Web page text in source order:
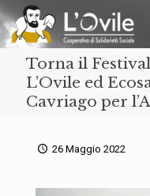
Torna il
L’Ovile ed
Cavriago per
26 Maggio 2022